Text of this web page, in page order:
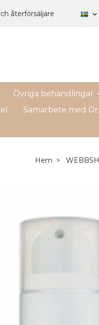
återförsäljare
Övriga behandlingar
Samarbete med
Hem